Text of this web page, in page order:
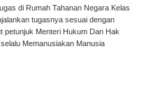
di Rumah Tahanan Negara Kelas
tugasnya sesuai dengan
petunjuk Menteri Hukum Dan Hak
Memanusiakan Manusia